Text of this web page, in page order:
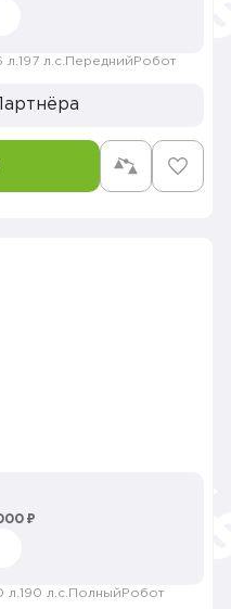
л. 197 л.с. Передний Робот
₽
л. 190 л.с. Полный Робот